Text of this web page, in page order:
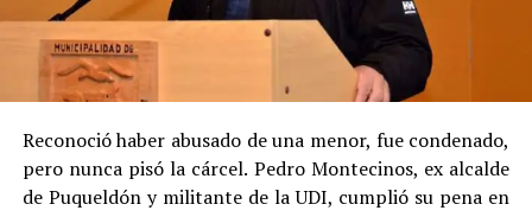
Reconoció haber abusado de una menor, fue condenado,
pero nunca pisó la cárcel. Pedro Montecinos, ex alcalde
de Puqueldón y militante de la UDI, cumplió su pena en